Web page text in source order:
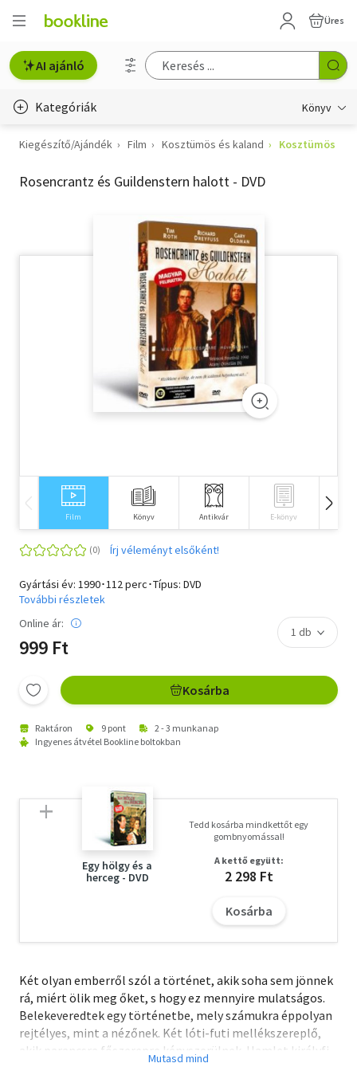
Üres
AI ajánló
Kategóriák Könyv
Életmód, egészség
Erotika
Szótár, nyelvkönyv
Természettudomány
Történelem
Vallás
Kiegészítő/Ajándék Film Kosztümös és kaland Kosztümös
Rosencrantz és Guildenstern halott - DVD
Film Könyv Antikvár E-könyv
Írj véleményt elsőként!
Gyártási év: 1990･112 perc･Típus: DVD
További részletek
Online ár:
999 Ft
Kosárba
Raktáron 9 pont
2 - 3 munkanap
Ingyenes átvétel Bookline boltokban
Egy hölgy és a
herceg - DVD
Tedd kosárba mindkettőt egy
gombnyomással!
A kettő együtt:
2 298 Ft
Kosárba
Két olyan emberről szól a történet, akik soha sem jönnek
rá, miért ölik meg őket, s hogy ez mennyire mulatságos.
Belekeveredtek egy történetbe, mely számukra éppolyan
rejtélyes, mint a nézőnek. Két lóti-futi mellékszereplő,
akik parancsra főszerepre kényszerülnek. Hamlet királyfi
áruló barátai. Kockáznak, fülelnek, túllihegik a